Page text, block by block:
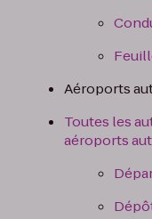
Aéroports
Toutes les
aéroports